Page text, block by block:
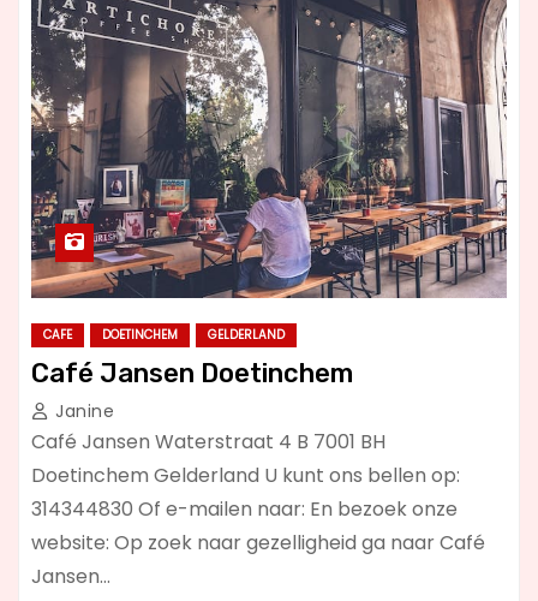
CAFE DOETINCHEM GELDERLAND
Café Jansen Doetinchem
Janine
Café Jansen Waterstraat 4 B 7001 BH
Doetinchem Gelderland U kunt ons bellen op:
314344830 Of e-mailen naar: En bezoek onze
website: Op zoek naar gezelligheid ga naar Café
Jansen…